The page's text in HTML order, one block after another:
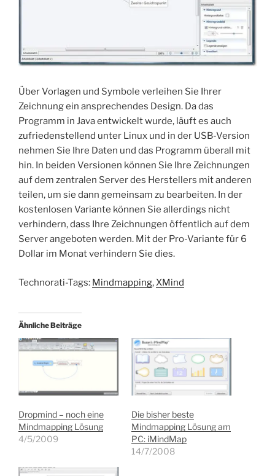
Über Vorlagen und Symbole verleihen Sie Ihrer
Zeichnung ein ansprechendes Design. Da das
Programm in Java entwickelt wurde, läuft es auch
zufriedenstellend unter Linux und in der USB-Version
nehmen Sie Ihre Daten und das Programm überall mit
hin. In beiden Versionen können Sie Ihre Zeichnungen
auf dem zentralen Server des Herstellers mit anderen
teilen, um sie dann gemeinsam zu bearbeiten. In der
kostenlosen Variante können Sie allerdings nicht
verhindern, dass Ihre Zeichnungen öffentlich auf dem
Server angeboten werden. Mit der Pro-Variante für 6
Dollar im Monat verhindern Sie dies.
Technorati-Tags: Mindmapping,XMind
Ähnliche Beiträge
Dropmind – noch eine
Mindmapping Lösung
4/5/2009
Die bisher beste
Mindmapping Lösung am
PC: iMindMap
14/7/2008